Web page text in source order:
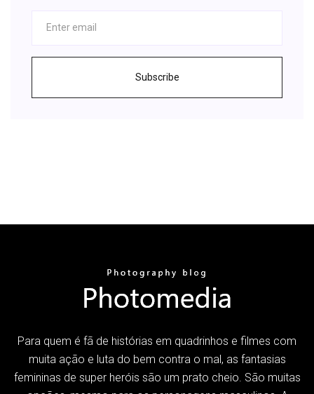
Subscribe
Para quem é fã de histórias em quadrinhos e filmes com
muita ação e luta do bem contra o mal, as fantasias
femininas de super heróis são um prato cheio. São muitas